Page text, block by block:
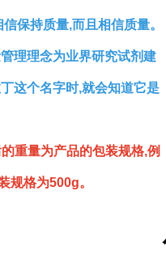
保持质量,而且相信质量。
理理念为业界研究试剂建
这个名字时,就会知道它是
重量为产品的包装规格,例
规格为500g。